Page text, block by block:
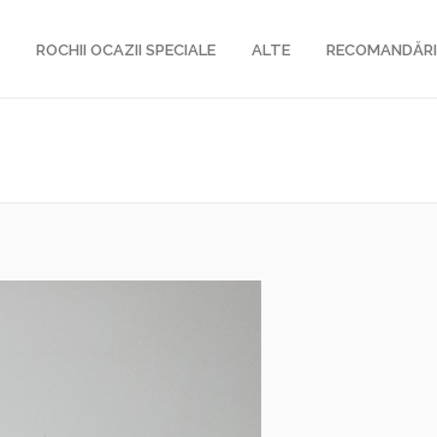
ROCHII OCAZII SPECIALE ALTE RECOMANDĂRI